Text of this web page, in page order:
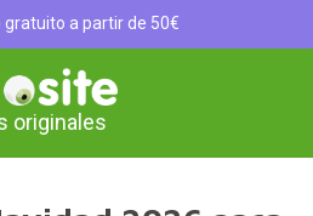
gratuito a partir de 50€
originales